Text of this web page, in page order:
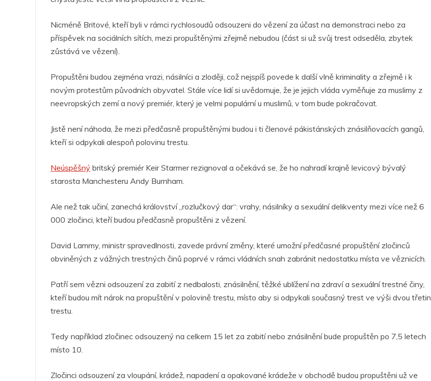
o
k
p
er
Nicméně Britové, kteří byli v rámci rychlosoudů odsouzeni do vězení za účast na demonstraci nebo za
příspěvek na sociálních sítích, mezi propuštěnými zřejmě nebudou (část si už svůj trest odseděla, zbytek
zůstává ve vězení).
Propuštěni budou zejména vrazi, násilníci a zloději, což nejspíš povede k další vlně kriminality a zřejmě i k
novým protestům původních obyvatel. Stále více lidí si uvědomuje, že je jejich vláda vyměňuje za muslimy z
neevropských zemí a nový premiér, který je velmi populární u muslimů, v tom bude pokračovat.
Jistě není náhoda, že mezi předčasně propuštěnými budou i ti členové pákistánských znásilňovacích gangů,
kteří si odpykali alespoň polovinu trestu.
Neúspěšný britský premiér Keir Starmer rezignoval a očekává se, že ho nahradí krajně levicový bývalý
starosta Manchesteru Andy Burnham.
Ale než tak učiní, zanechá království „rozlučkový dar“: vrahy, násilníky a sexuální delikventy mezi více než 6
000 zločinci, kteří budou předčasně propuštěni z vězení.
David Lammy, ministr spravedlnosti, zavede právní změny, které umožní předčasné propuštění zločinců
obviněných z vážných trestných činů poprvé v rámci vládních snah zabránit nedostatku místa ve věznicích.
Patří sem vězni odsouzení za zabití z nedbalosti, znásilnění, těžké ublížení na zdraví a sexuální trestné činy,
kteří budou mít nárok na propuštění v polovině trestu, místo aby si odpykali současný trest ve výši dvou třetin
trestu.
Tedy například zločinec odsouzený na celkem 15 let za zabití nebo znásilnění bude propuštěn po 7,5 letech
místo 10.
Zločinci odsouzení za vloupání, krádež, napadení a opakované krádeže v obchodě budou propuštěni už ve